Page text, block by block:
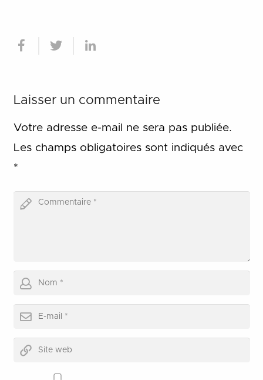
Laisser un commentaire
Votre adresse e-mail ne sera pas publiée.
Les champs obligatoires sont indiqués avec
*